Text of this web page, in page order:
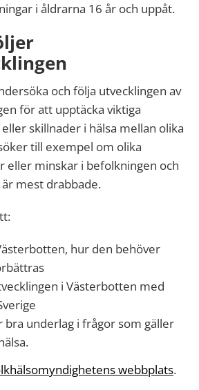
i åldrarna 16 år och uppåt.
och följa utvecklingen av
för att upptäcka viktiga
skillnader i hälsa mellan olika
till exempel om olika
eller minskar i befolkningen och
mest drabbade.
hur den behöver
i Västerbotten med
bra underlag i frågor som gäller
webbplats.